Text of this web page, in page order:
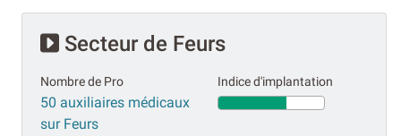
Secteur de Feurs
Nombre de Pro
50 auxiliaires médicaux
sur Feurs
Indice d'implantation